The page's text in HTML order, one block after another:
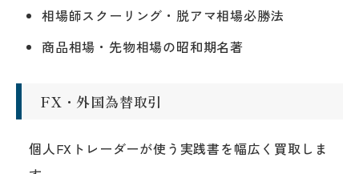
相場師スクーリング・脱アマ相場必勝法
商品相場・先物相場の昭和期名著
FX・外国為替取引
個人FXトレーダーが使う実践書を幅広く買取しま